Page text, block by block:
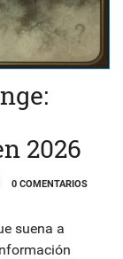
2026
0 COMENTARIOS
suena a